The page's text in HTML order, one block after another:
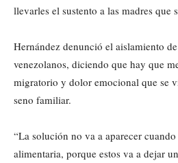
llevarles el sustento a las madres que
Hernández denunció el aislamiento
venezolanos, diciendo que hay que
migratorio y dolor emocional que se
seno familiar.
“La solución no va a aparecer
alimentaria, porque estos va a dejar